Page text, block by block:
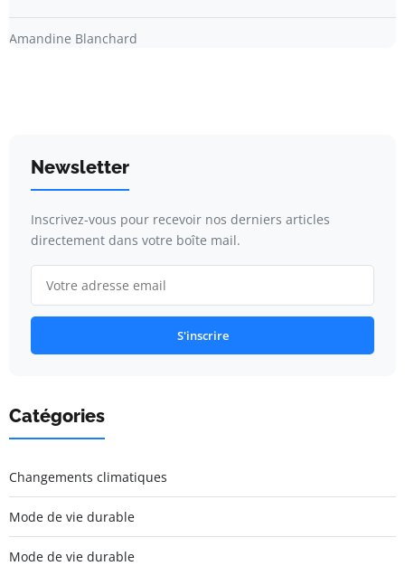
Amandine Blanchard
Newsletter
Inscrivez-vous pour recevoir nos derniers articles
directement dans votre boîte mail.
S'inscrire
Catégories
Changements climatiques
Mode de vie durable
Mode de vie durable